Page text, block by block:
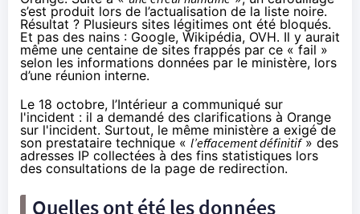
s’est produit lors de l’actualisation de la liste noire.
Résultat ? Plusieurs sites légitimes ont été bloqués.
Et pas des nains : Google, Wikipédia, OVH. Il y aurait
même une centaine de sites frappés par ce « fail »
selon les informations données par le ministère, lors
d’une réunion interne.
Le 18 octobre, l’Intérieur a communiqué sur
l'incident : il a demandé des clarifications à Orange
sur l'incident. Surtout, le même ministère a exigé de
son prestataire technique « l’effacement définitif» des
adresses IP collectées à des fins statistiques lors
des consultations de la page de redirection.
Quelles ont été les données